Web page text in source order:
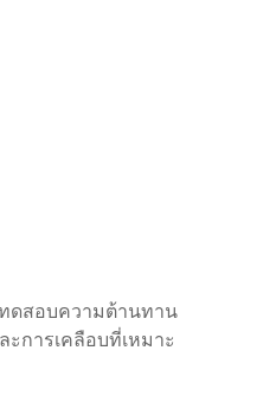
ทดสอบความต้านทาน
การเคลือบที่เหมาะ